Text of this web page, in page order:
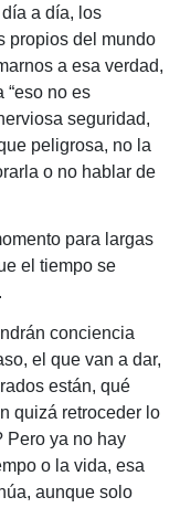
a día, los
propios del mundo
a esa verdad,
“eso no es
seguridad,
peligrosa, no la
o no hablar de
para largas
el tiempo se
conciencia
el que van a dar,
están, qué
quizá retroceder lo
Pero ya no hay
o la vida, esa
aunque solo